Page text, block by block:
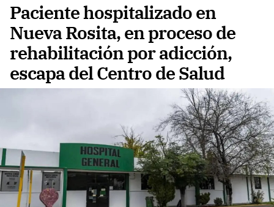
Paciente hospitalizado en
Nueva Rosita, en proceso de
rehabilitación por adicción,
escapa del Centro de Salud